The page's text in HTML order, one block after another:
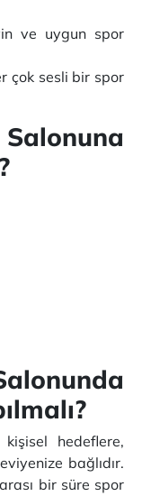
ve uygun spor
çok sesli bir spor
hedeflere,
bağlıdır.
bir süre spor